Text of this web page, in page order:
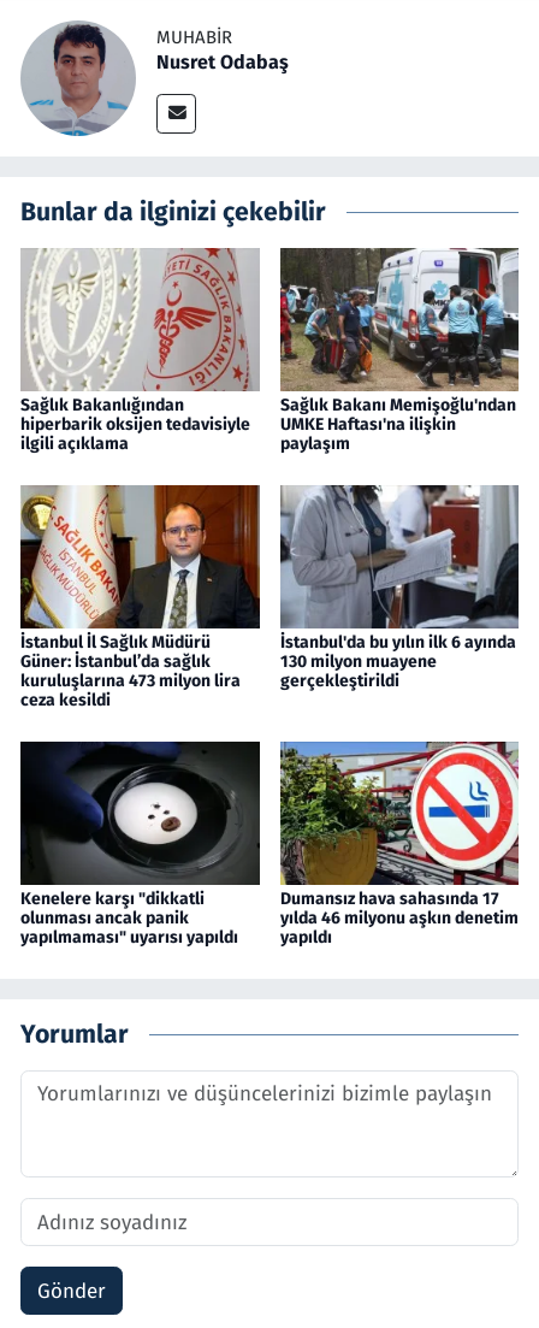
MUHABIR
Nusret Odabaş
Bunlar da ilginizi çekebilir
Sağlık Bakanlığından
hiperbarik oksijen tedavisiyle
ilgili açıklama
Sağlık Bakanı Memişoğlu'ndan
UMKE Haftası'na ilişkin
paylaşım
İstanbul İl Sağlık Müdürü
Güner: İstanbul’da sağlık
kuruluşlarına 473 milyon lira
ceza kesildi
İstanbul'da bu yılın ilk 6 ayında
130 milyon muayene
gerçekleştirildi
Kenelere karşı "dikkatli
olunması ancak panik
yapılmaması" uyarısı yapıldı
Dumansız hava sahasında 17
yılda 46 milyonu aşkın denetim
yapıldı
Yorumlar
Gönder